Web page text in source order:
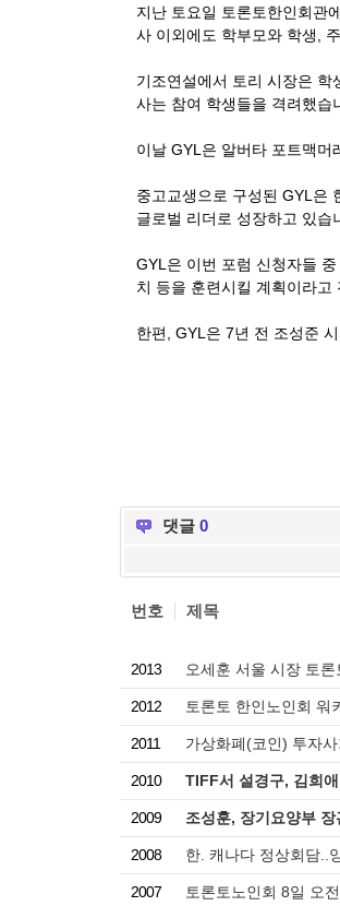
지난 토요일 토론토한인회관
사 이외에도 학부모와 학생,
기조연설에서 토리 시장은 학
사는 참여 학생들을 격려했습
이날 GYL은 알버타 포트맥머
중고교생으로 구성된 GYL은
글로벌 리더로 성장하고 있습
GYL은 이번 포럼 신청자들
치 등을 훈련시킬 계획이라고
한편, GYL은 7년 전 조성준
댓글 0
번호 제목
2013 오세훈 서울 시장 토
2012 토론토 한인노인회 워
2011 가상화폐(코인) 투자
2010 TIFF서 설경구, 김희
2009 조성훈, 장기요양부
2008 한. 캐나다 정상회담..
2007 토론토노인회 8일 오